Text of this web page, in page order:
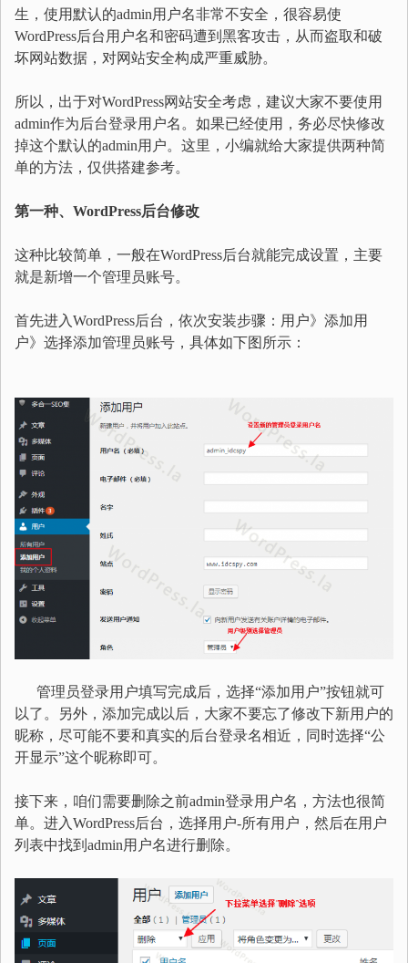
生，使用默认的admin用户名非常不安全，很容易使
WordPress后台用户名和密码遭到黑客攻击，从而盗取和破
坏网站数据，对网站安全构成严重威胁。
所以，出于对WordPress网站安全考虑，建议大家不要使用
admin作为后台登录用户名。如果已经使用，务必尽快修改
掉这个默认的admin用户。这里，小编就给大家提供两种简
单的方法，仅供搭建参考。
第一种、WordPress后台修改
这种比较简单，一般在WordPress后台就能完成设置，主要
就是新增一个管理员账号。
首先进入WordPress后台，依次安装步骤：用户》添加用
户》选择添加管理员账号，具体如下图所示：
管理员登录用户填写完成后，选择“添加用户”按钮就可
以了。另外，添加完成以后，大家不要忘了修改下新用户的
昵称，尽可能不要和真实的后台登录名相近，同时选择“公
开显示”这个昵称即可。
接下来，咱们需要删除之前admin登录用户名，方法也很简
单。进入WordPress后台，选择用户-所有用户，然后在用户
列表中找到admin用户名进行删除。